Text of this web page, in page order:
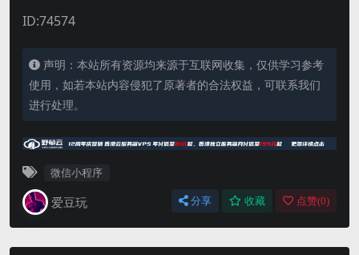
ID:74574
声明：本站所有资源均来源于互联网收集，仅供学习参考
使用，如若本站内容侵犯了原著者的合法权益，可联系我们
进行处理。
微信小程序
爱豆玩 分享 收藏 点赞(0)